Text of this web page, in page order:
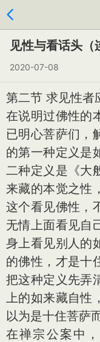
见性与看话头（
2020-07-08
第二节 求见性者
在说明过佛性的
已明心菩萨们，
的第一种定义是
二种定义是《大
来藏的本觉之性
这个看见佛性，
无情上面看见自
身上看见别人的
的佛性，才是十
把这种定义先弄
上的如来藏自性
以为是十住菩萨
在禅宗公案中